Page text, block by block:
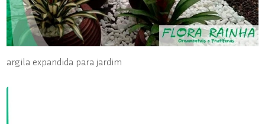
argila expandida para jardim